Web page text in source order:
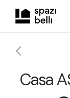
Casa